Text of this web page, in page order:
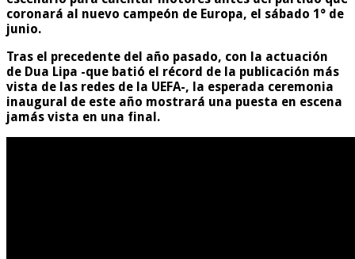
coronará al nuevo campeón de Europa, el sábado 1° de
junio.
Tras el precedente del año pasado, con la actuación
de Dua Lipa -que batió el récord de la publicación más
vista de las redes de la UEFA-, la esperada ceremonia
inaugural de este año mostrará una puesta en escena
jamás vista en una final.